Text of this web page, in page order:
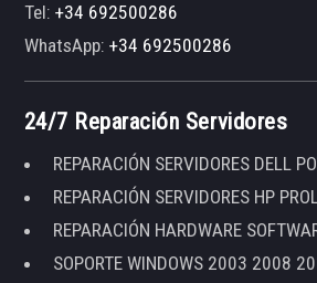
Tel:+34 692500286
WhatsApp:+34 692500286
24/7 Reparación Servidores
REPARACIÓN SERVIDORES DELL
REPARACIÓN SERVIDORES HP
REPARACIÓN HARDWARE
SOPORTE WINDOWS 2003 2008